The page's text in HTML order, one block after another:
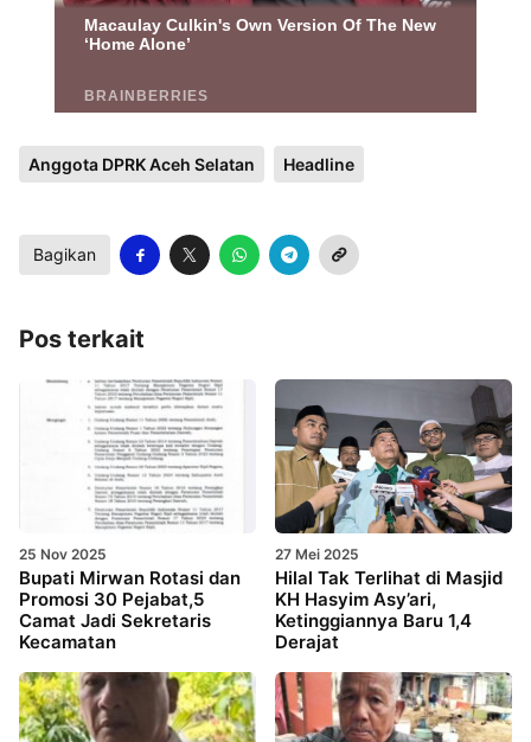
Anggota DPRK Aceh Selatan Headline
Bagikan
Pos terkait
25 Nov 2025
Bupati Mirwan Rotasi dan
Promosi 30 Pejabat,5
Camat Jadi Sekretaris
Kecamatan
27 Mei 2025
Hilal Tak Terlihat di Masjid
KH Hasyim Asy’ari,
Ketinggiannya Baru 1,4
Derajat